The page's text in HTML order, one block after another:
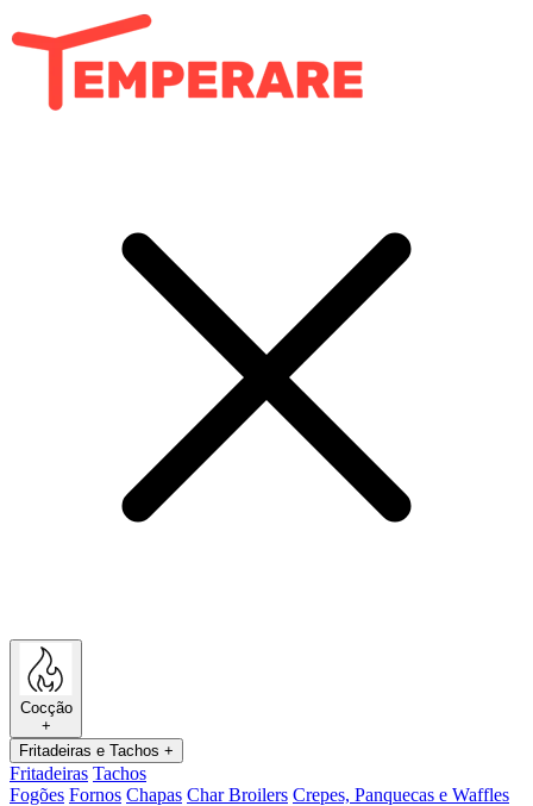
Cocção
+
Fritadeiras e Tachos +
Fritadeiras Tachos
Fogões Fornos Chapas Char Broilers Crepes, Panquecas e Waffles